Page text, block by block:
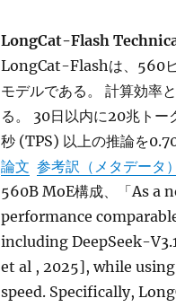
LongCat-Flash
LongCat-Flashは、560
モデルである。 計算効率
る。 30日以内に20兆トー
秒 (TPS) 以上の推論を
論文 参考訳（メタデータ）
560B MoE構成、「As
performance
including DeepSeek-
et al , 2025], while
speed. Specifically,